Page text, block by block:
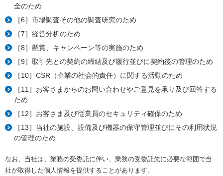
全のため
［6］市場調査その他の調査研究のため
［7］経営分析のため
［8］懸賞、キャンペーン等の実施のため
［9］取引先との契約の締結及び履行並びに契約後の管理のため
［10］CSR（企業の社会的責任）に関する活動のため
［11］お客さまからのお問い合わせやご意見を承り及び回答する
ため
［12］お客さま及び従業員のセキュリティ確保のため
［13］当社の施設、設備及び機器の保守管理並びにその利用状況
の管理のため
なお、当社は、業務の受委託に伴い、業務の受委託先に必要な範囲で当
社が取得した個人情報を提供することがあります。